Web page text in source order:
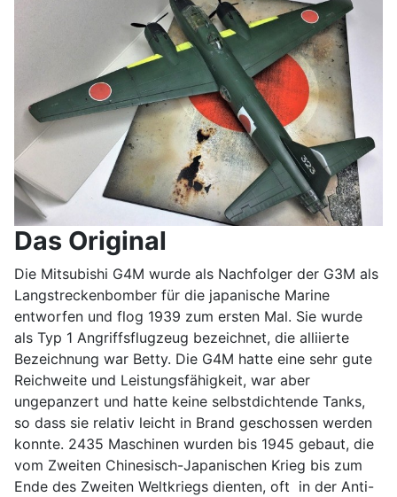
Das Original
Die Mitsubishi G4M wurde als Nachfolger der G3M als
Langstreckenbomber für die japanische Marine
entworfen und flog 1939 zum ersten Mal. Sie wurde
als Typ 1 Angriffsflugzeug bezeichnet, die alliierte
Bezeichnung war Betty. Die G4M hatte eine sehr gute
Reichweite und Leistungsfähigkeit, war aber
ungepanzert und hatte keine selbstdichtende Tanks,
so dass sie relativ leicht in Brand geschossen werden
konnte. 2435 Maschinen wurden bis 1945 gebaut, die
vom Zweiten Chinesisch-Japanischen Krieg bis zum
Ende des Zweiten Weltkriegs dienten, oft in der Anti-